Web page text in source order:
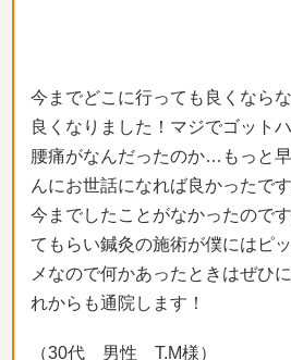
今までどこに行っても良くなら
良くなりました！マジでゴット
腰痛がなんだったのか…もっと
んにお世話になれば良かったです
今までしたことがなかったので
てもらい鍼灸の施術が僕にはピ
メなので何かあったときはぜひ
れからも通院します！
（30代 男性 T.M様）